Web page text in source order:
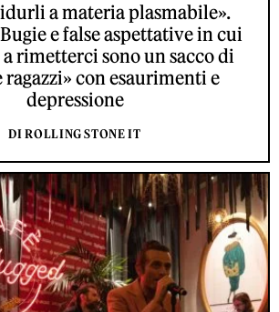
a materia plasmabile».
e false aspettative in cui
rimetterci sono un sacco di
ragazzi» con esaurimenti e
depressione
DI ROLLING STONE IT